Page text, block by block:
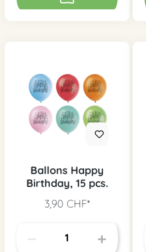
Ballons Happy
Birthday, 15 pcs.
3,90 CHF*